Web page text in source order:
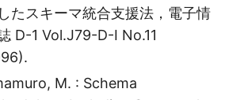
たスキーマ統合支援法，電子情
D-1 Vol.J79-D-I No.11
M. : Schema